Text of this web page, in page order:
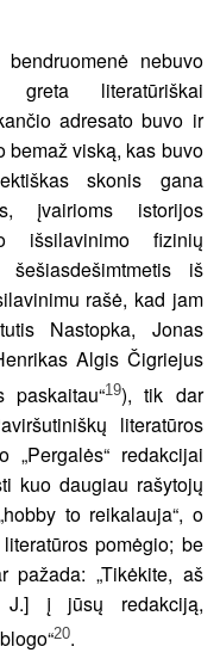
nebuvo
literatūriškai
adresato buvo ir
bemaž viską, kas buvo
skonis gana
įvairioms istorijos
išsilavinimo fizinių
iš
rašė, kad jam
Nastopka, Jonas
Algis Čigriejus
19), tik dar
literatūros
„Pergalės“ redakcijai
kuo daugiau rašytojų
to reikalauja“, o
pomėgio; be
pažada: „Tikėkite, aš
į jūsų redakciją,
20.